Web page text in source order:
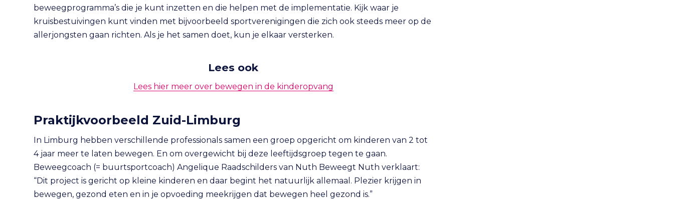
beweegprogramma’s die je kunt inzetten en die helpen met de implementatie. Kijk waar je
kruisbestuivingen kunt vinden met bijvoorbeeld sportverenigingen die zich ook steeds meer op de
allerjongsten gaan richten. Als je het samen doet, kun je elkaar versterken.
Lees ook
Lees hier meer over bewegen in de kinderopvang
Praktijkvoorbeeld Zuid-Limburg
In Limburg hebben verschillende professionals samen een groep opgericht om kinderen van 2 tot
4 jaar meer te laten bewegen. En om overgewicht bij deze leeftijdsgroep tegen te gaan.
Beweegcoach (= buurtsportcoach) Angelique Raadschilders van Nuth Beweegt Nuth verklaart:
“Dit project is gericht op kleine kinderen en daar begint het natuurlijk allemaal. Plezier krijgen in
bewegen, gezond eten en in je opvoeding meekrijgen dat bewegen heel gezond is.”